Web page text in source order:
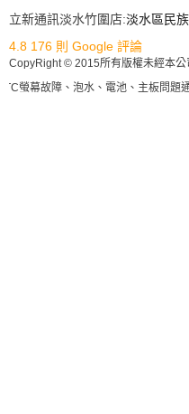
立新通訊淡水竹圍店:淡水區民
4.8 176 則 Google 評論
CopyRight © 2015所有版權未經本
故障、泡水、電池、主板問題